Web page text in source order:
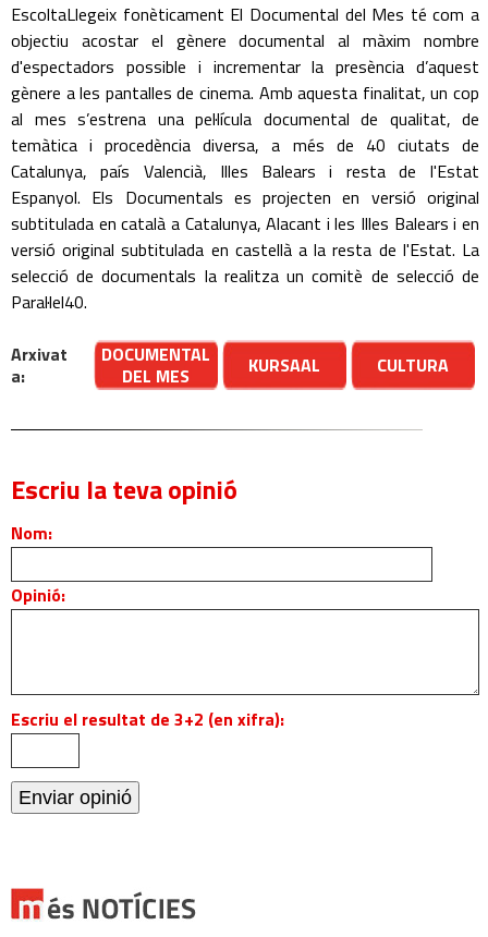
EscoltaLlegeix fonèticament El Documental del Mes té com a
objectiu acostar el gènere documental al màxim nombre
d'espectadors possible i incrementar la presència d’aquest
gènere a les pantalles de cinema. Amb aquesta finalitat, un cop
al mes s’estrena una pel·lícula documental de qualitat, de
temàtica i procedència diversa, a més de 40 ciutats de
Catalunya, país Valencià, Illes Balears i resta de I'Estat
Espanyol. Els Documentals es projecten en versió original
subtitulada en català a Catalunya, Alacant i les Illes Balears i en
versió original subtitulada en castellà a la resta de l'Estat. La
selecció de documentals la realitza un comitè de selecció de
Paral·lel40.
Arxivat
a:
DOCUMENTAL
DEL MES
KURSAAL CULTURA
Escriu la teva opinió
Nom:
Opinió:
Escriu el resultat de 3+2 (en xifra):